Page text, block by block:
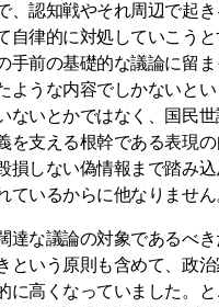
、認知戦やそれ周辺で起
自律的に対処していこう
手前の基礎的な議論に留
ような内容でしかないと
ないとかではなく、国民
を支える根幹である表現
損しない偽情報まで踏み
ているからに他なりません
な議論の対象であるべ
という原則も含めて、政
に高くなっていました。